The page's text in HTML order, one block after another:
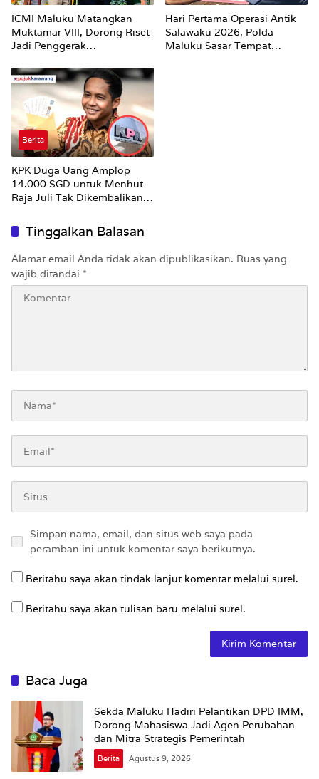
ICMI Maluku Matangkan
Muktamar VIII, Dorong Riset
Jadi Penggerak
Hari Pertama Operasi Antik
Salawaku 2026, Polda
Maluku Sasar Tempat
Berita
KPK Duga Uang Amplop
14.000 SGD untuk Menhut
Raja Juli Tak Dikembalikan
Tinggalkan Balasan
Alamat email Anda tidak akan dipublikasikan. Ruas yang
wajib ditandai *
Simpan nama, email, dan situs web saya pada
peramban ini untuk komentar saya berikutnya.
Beritahu saya akan tindak lanjut komentar melalui surel.
Beritahu saya akan tulisan baru melalui surel.
Baca Juga
Sekda Maluku Hadiri Pelantikan DPD IMM,
Dorong Mahasiswa Jadi Agen Perubahan
dan Mitra Strategis Pemerintah
Berita Agustus 9, 2026